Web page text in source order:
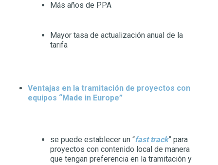
Más años de PPA
Mayor tasa de actualización anual de la
tarifa
Ventajas en la tramitación de proyectos con
equipos “Made in Europe”
se puede establecer un “fast track” para
proyectos con contenido local de manera
que tengan preferencia en la tramitación y